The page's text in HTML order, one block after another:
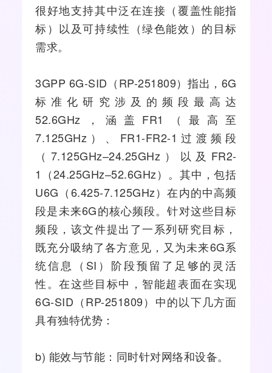
很好地支持其中泛在连接（覆盖性能指
标）以及可持续性（绿色能效）的目标
需求。
3GPP 6G-SID（RP-251809）指出，6G
标准化研究涉及的频段最高达
52.6GHz，涵盖FR1（最高至
7.125GHz）、FR1-FR2-1过渡频段
（7.125GHz–24.25GHz）以及FR2-
1（24.25GHz–52.6GHz）。其中，包括
U6G（6.425-7.125GHz）在内的中高频
段是未来6G的核心频段。针对这些目标
频段，该文件提出了一系列研究目标，
既充分吸纳了各方意见，又为未来6G系
统信息（SI）阶段预留了足够的灵活
性。在这些目标中，智能超表面在实现
6G-SID（RP-251809）中的以下几方面
具有独特优势：
b) 能效与节能：同时针对网络和设备。